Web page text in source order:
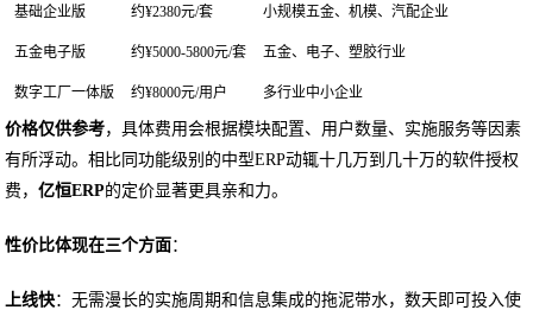
基础企业版
约¥2380元/套 小规模五金、机模、汽配企业
五金电子版 约¥5000-5800元/套 五金、电子、塑胶行业
数字工厂一体版 约¥8000元/用户 多行业中小企业
价格仅供参考，具体费用会根据模块配置、用户数量、实施服务等因素
有所浮动。相比同功能级别的中型ERP动辄十几万到几十万的软件授权
费，亿恒ERP的定价显著更具亲和力。
性价比体现在三个方面：
上线快：无需漫长的实施周期和信息集成的拖泥带水，数天即可投入使